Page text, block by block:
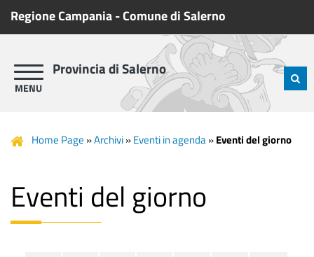
Regione Campania-Comune di Salerno
Provincia di Salerno
Home Page »Archivi»Eventi in agenda»Eventi del giorno
Eventi del giorno